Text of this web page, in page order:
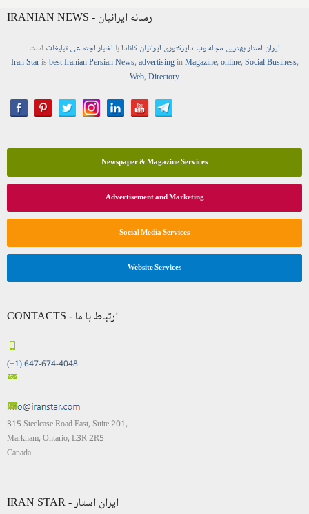
IRANIAN NEWS - رسانه ایرانیان
ایران استاربهترین مجلهوب دایرکتوری ایرانیان کانادابا اخباراجتماعیتبلیغات است
Iran Starisbest Iranian PersianNews,advertisinginMagazine,online,Social Business,
Web,Directory
Newspaper & Magazine Services
Advertisement and Marketing
Social Media Services
Website Services
CONTACTS - ارتباط با ما
(+1) 647-674-4048
315 Steelcase Road East, Suite 201,
Markham, Ontario, L3R 2R5
Canada
IRAN STAR - ایران استار